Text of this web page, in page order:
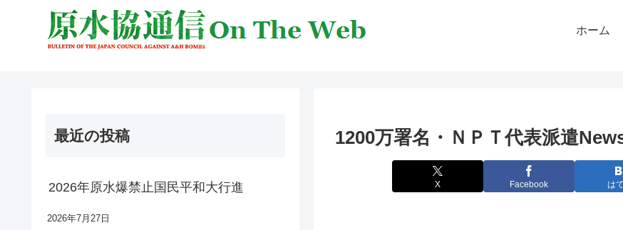
ホーム
1200万署名・ＮＰＴ代表派遣
X Facebook は
最近の投稿
2026年原水爆禁止国民平和大行進
2026年7月27日